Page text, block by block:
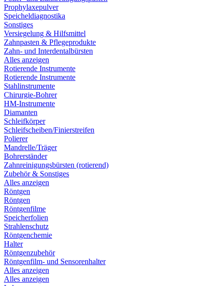
Prophylaxepulver
Speicheldiagnostika
Sonstiges
Versiegelung & Hilfsmittel
Zahnpasten & Pflegeprodukte
Zahn- und Interdentalbürsten
Alles anzeigen
Rotierende Instrumente
Rotierende Instrumente
Stahlinstrumente
Chirurgie-Bohrer
HM-Instrumente
Diamanten
Schleifkörper
Schleifscheiben/Finierstreifen
Polierer
Mandrelle/Träger
Bohrerständer
Zahnreinigungsbürsten (rotierend)
Zubehör & Sonstiges
Alles anzeigen
Röntgen
Röntgen
Röntgenfilme
Speicherfolien
Strahlenschutz
Röntgenchemie
Halter
Röntgenzubehör
Röntgenfilm- und Sensorenhalter
Alles anzeigen
Alles anzeigen